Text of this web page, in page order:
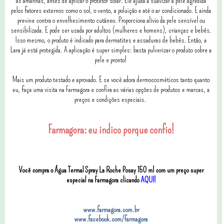
pelos fatores externos como o sol, o vento, a poluição e até o ar condicionado. E ainda
previne contra o envelhecimento cutâneo. Proporciona alívio da pele sensível ou
sensibilizada. E pode ser usada por adultos (mulheres e homens), crianças e bebês.
Isso mesmo, o produto é indicado para dermatites e assaduras de bebês. Então, a
Lara já está protegida. A aplicação é super simples: basta pulverizar o produto sobre a
pele e pronto!
Mais um produto testado e aprovado. E se você adora dermocosméticos tanto quanto
eu, faça uma visita na Farmagora e confira as várias opções de produtos e marcas, a
preços e condições especiais.
Farmagora: eu indico porque confio!
Você compra o Água Termal Spray La Roche Posay 150 ml com um preço super
especial na Farmagora clicandoAQUI!
www.farmagora.com.br
www.facebook.com/farmagora